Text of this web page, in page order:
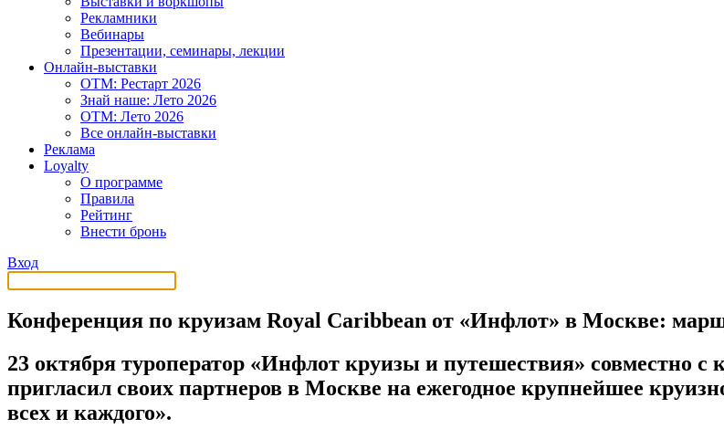
Рекламники
Вебинары
Презентации, семинары, лекции
Онлайн-выставки
OTM: Рестарт 2026
Знай наше: Лето 2026
OTM: Лето 2026
Все онлайн-выставки
Реклама
Loyalty
О программе
Правила
Рейтинг
Внести бронь
Вход
Конференция по круизам Royal Caribbean от «Инфлот» в Москве:
23 октября туроператор «Инфлот круизы и путешествия» совместно
пригласил своих партнеров в Москве на ежегодное крупнейшее
всех и каждого».